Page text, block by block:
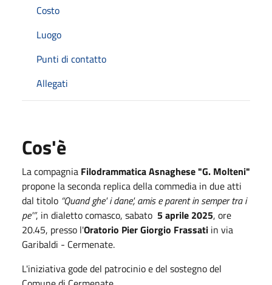
Costo
Luogo
Punti di contatto
Allegati
Cos'è
La compagnia Filodrammatica Asnaghese "G. Molteni"
propone la seconda replica della commedia in due atti
dal titolo “Quand ghe' i dane', amis e parent in semper tra i
pe'”, in dialetto comasco, sabato 5 aprile 2025, ore
20.45, presso l'Oratorio Pier Giorgio Frassati in via
Garibaldi - Cermenate.
L'iniziativa gode del patrocinio e del sostegno del